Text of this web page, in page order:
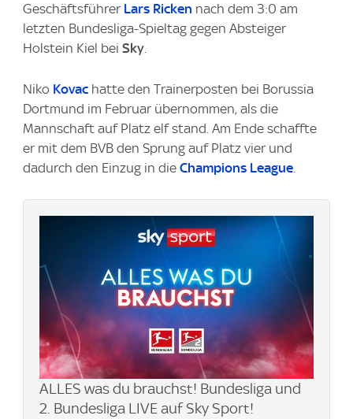
Geschäftsführer Lars Ricken nach dem 3:0 am
letzten Bundesliga-Spieltag gegen Absteiger
Holstein Kiel bei Sky.
Niko Kovac hatte den Trainerposten bei Borussia
Dortmund im Februar übernommen, als die
Mannschaft auf Platz elf stand. Am Ende schaffte
er mit dem BVB den Sprung auf Platz vier und
dadurch den Einzug in die Champions League.
ALLES was du brauchst! Bundesliga und
2. Bundesliga LIVE auf Sky Sport!